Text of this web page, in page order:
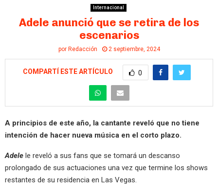
Internacional
Adele anunció que se retira de los
escenarios
por Redacción 2 septiembre, 2024
COMPARTÍ ESTE ARTÍCULO 0
A principios de este año, la cantante reveló que no tiene
intención de hacer nueva música en el corto plazo.
Adele le reveló a sus fans que se tomará un descanso
prolongado de sus actuaciones una vez que termine los shows
restantes de su residencia en Las Vegas.